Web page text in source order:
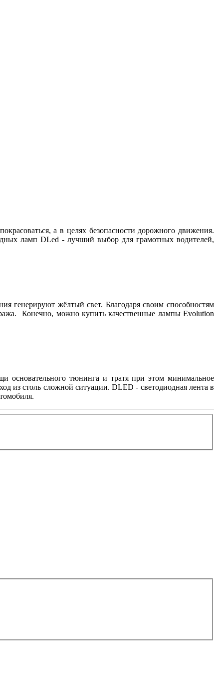
а в целях безопасности дорожного движения.
ламп DLed - лучший выбор для грамотных водителей,
генерируют жёлтый свет. Благодаря своим способностям
Конечно, можно купить качественные лампы Evolution
основательного тюнинга и тратя при этом минимальное
из столь сложной ситуации. DLED - cветодиодная лента в